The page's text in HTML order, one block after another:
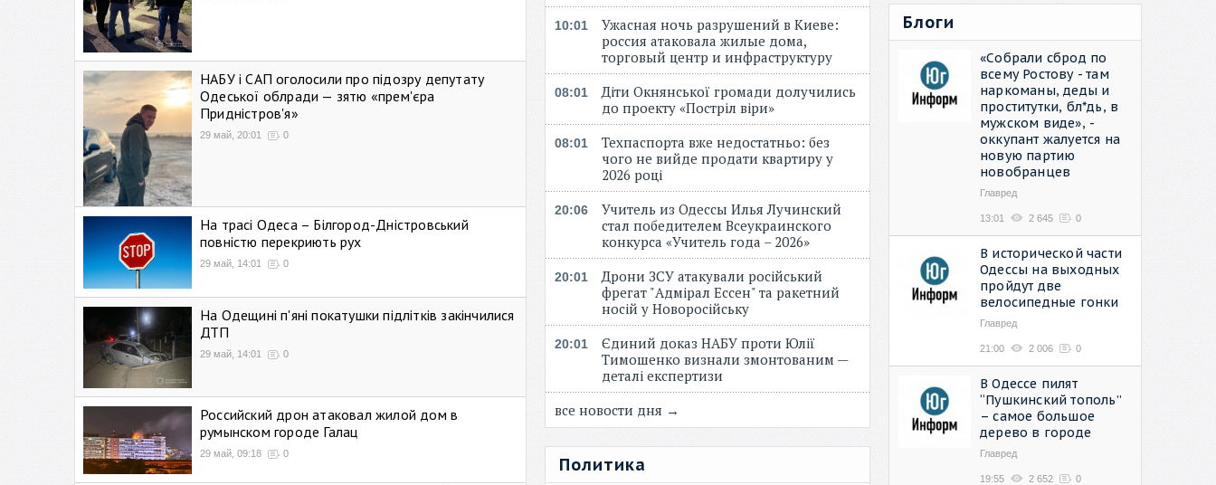
НАБУ і САП оголосили про підозру депутату
Одеської облради — зятю «прем'єра
Придністров'я»
29 май, 20:01 0
На трасі Одеса – Білгород-Дністровський
повністю перекриють рух
29 май, 14:01 0
На Одещині п'яні покатушки підлітків закінчилися
ДТП
29 май, 14:01 0
Российский дрон атаковал жилой дом в
румынском городе Галац
29 май, 09:18 0
10:01
Ужасная ночь разрушений в Киеве:
россия атаковала жилые дома,
торговый центр и инфраструктуру
08:01
Діти Окнянської громади долучились
до проекту «Постріл віри»
08:01
Техпаспорта вже недостатньо: без
чого не вийде продати квартиру у
2026 році
20:06
Учитель из Одессы Илья Лучинский
стал победителем Всеукраинского
конкурса «Учитель года – 2026»
20:01
Дрони ЗСУ атакували російський
фрегат "Адмірал Ессен" та ракетний
носій у Новоросійську
20:01
Єдиний доказ НАБУ проти Юлії
Тимошенко визнали змонтованим —
деталі експертизи
все новости дня →
Политика
Блоги
«Собрали сброд по
всему Ростову - там
наркоманы, деды и
проститутки, бл*дь, в
мужском виде», -
оккупант жалуется на
новую партию
новобранцев
Главред
13:01 2 645 0
В исторической части
Одессы на выходных
пройдут две
велосипедные гонки
Главред
21:00 2 006 0
В Одессе пилят
“Пушкинский тополь”
– самое большое
дерево в городе
Главред
19:55 2 652 0